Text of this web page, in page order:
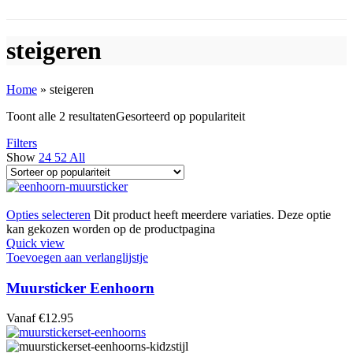
steigeren
Home » steigeren
Toont alle 2 resultatenGesorteerd op populariteit
Filters
Show 24 52 All
Opties selecteren Dit product heeft meerdere variaties. Deze optie
kan gekozen worden op de productpagina
Quick view
Toevoegen aan verlanglijstje
Muursticker Eenhoorn
Vanaf €12.95